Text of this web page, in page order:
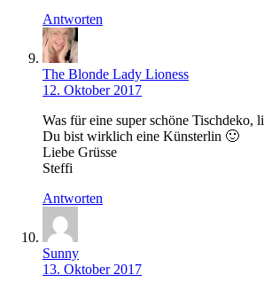
Antworten
The Blonde Lady Lioness
12. Oktober 2017
Was für eine super schöne Tischdeko,
Du bist wirklich eine Künsterlin 🙂
Liebe Grüsse
Steffi
Antworten
Sunny
13. Oktober 2017